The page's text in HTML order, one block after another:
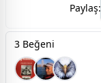
Paylaş:
3 Beğeni